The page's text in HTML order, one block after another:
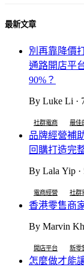
最新文章
別再靠降價
通路開店平
90%？
By Luke Li ·
社群電商 最佳
品牌經營補
回購打造完
By Lala Yip ·
電商經營 社群
香港零售商
By Marvin
開店平台 新零
怎麼做才能